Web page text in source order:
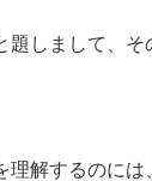
題しまして、
理解するのに